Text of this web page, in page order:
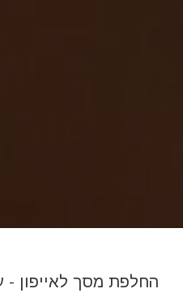
החלפת מסך לאייפון